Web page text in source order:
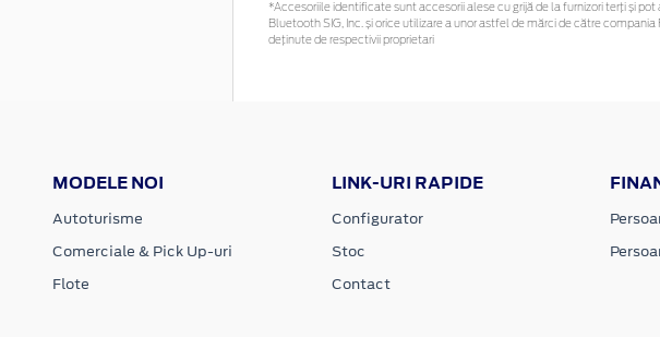
*Accesoriile identificate sunt accesorii alese cu grijă de la furnizori terți și
Bluetooth SIG, Inc. și orice utilizare a unor astfel de mărci de către
deținute de respectivii proprietari
MODELE NOI
Autoturisme
Comerciale & Pick Up-uri
Flote
LINK-URI RAPIDE
Configurator
Stoc
Contact